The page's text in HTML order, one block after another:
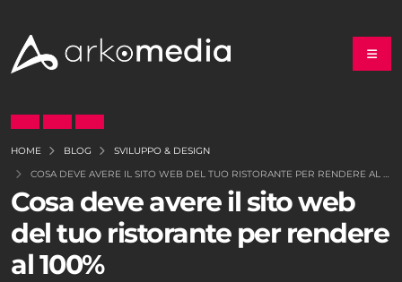
HOME BLOG
SVILUPPO & DESIGN
COSA DEVE AVERE IL SITO WEB DEL TUO RISTORANTE PER RENDERE AL 100%
Cosa deve avere il sito web
del tuo ristorante per rendere
al 100%